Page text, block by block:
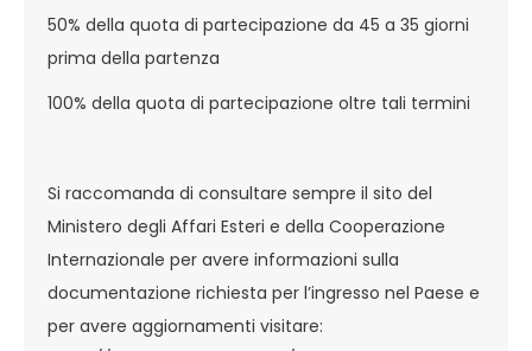
50% della quota di partecipazione da 45 a 35 giorni
prima della partenza
100% della quota di partecipazione oltre tali termini
Si raccomanda di consultare sempre il sito del
Ministero degli Affari Esteri e della Cooperazione
Internazionale per avere informazioni sulla
documentazione richiesta per l’ingresso nel Paese e
per avere aggiornamenti visitare: